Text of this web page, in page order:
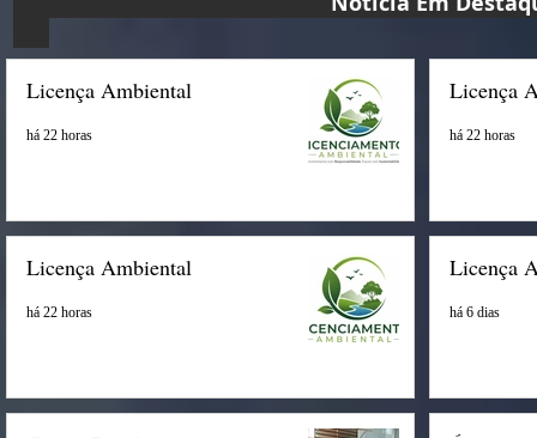
Licença Ambiental
há 22 horas
Licença
há 22 horas
Licença Ambiental
há 22 horas
Licença
há 6 dias